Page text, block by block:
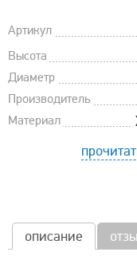
Артикул
Высота
Диаметр
Производитель
Материал
описание